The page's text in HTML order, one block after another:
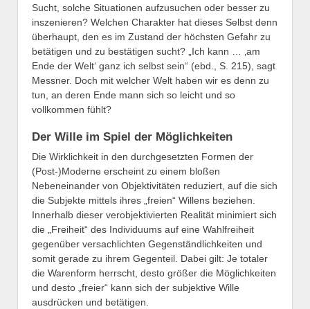
Sucht, solche Situationen aufzusuchen oder besser zu
inszenieren? Welchen Charakter hat dieses Selbst denn
überhaupt, den es im Zustand der höchsten Gefahr zu
betätigen und zu bestätigen sucht? „Ich kann … ‚am
Ende der Welt‘ ganz ich selbst sein“ (ebd., S. 215), sagt
Messner. Doch mit welcher Welt haben wir es denn zu
tun, an deren Ende mann sich so leicht und so
vollkommen fühlt?
Der Wille im Spiel der Möglichkeiten
Die Wirklichkeit in den durchgesetzten Formen der
(Post-)Moderne erscheint zu einem bloßen
Nebeneinander von Objektivitäten reduziert, auf die sich
die Subjekte mittels ihres „freien“ Willens beziehen.
Innerhalb dieser verobjektivierten Realität minimiert sich
die „Freiheit“ des Individuums auf eine Wahlfreiheit
gegenüber versachlichten Gegenständlichkeiten und
somit gerade zu ihrem Gegenteil. Dabei gilt: Je totaler
die Warenform herrscht, desto größer die Möglichkeiten
und desto „freier“ kann sich der subjektive Wille
ausdrücken und betätigen.